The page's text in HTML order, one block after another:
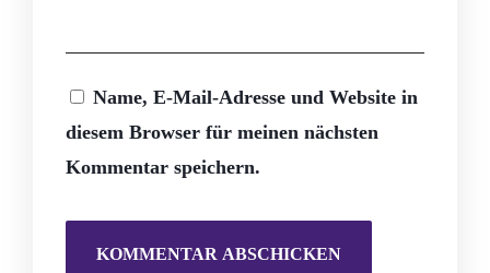
Name, E-Mail-Adresse und Website in
diesem Browser für meinen nächsten
Kommentar speichern.